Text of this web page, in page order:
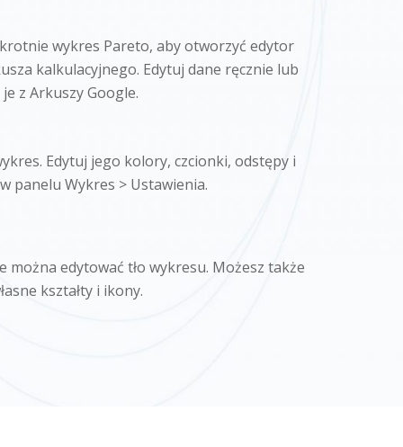
wykres Pareto, aby otworzyć edytor
kalkulacyjnego. Edytuj dane ręcznie lub
z Arkuszy Google.
Edytuj jego kolory, czcionki, odstępy i
panelu Wykres > Ustawienia.
można edytować tło wykresu. Możesz także
kształty i ikony.